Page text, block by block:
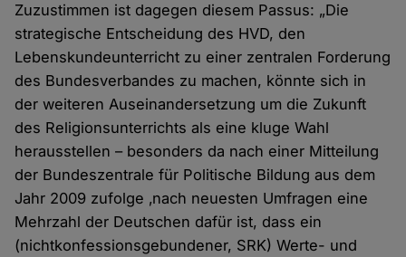
Zuzustimmen ist dagegen diesem Passus: „Die
strategische Entscheidung des HVD, den
Lebenskundeunterricht zu einer zentralen Forderung
des Bundesverbandes zu machen, könnte sich in
der weiteren Auseinandersetzung um die Zukunft
des Religionsunterrichts als eine kluge Wahl
herausstellen – besonders da nach einer Mitteilung
der Bundeszentrale für Politische Bildung aus dem
Jahr 2009 zufolge ‚nach neuesten Umfragen eine
Mehrzahl der Deutschen dafür ist, dass ein
(nichtkonfessionsgebundener, SRK) Werte- und